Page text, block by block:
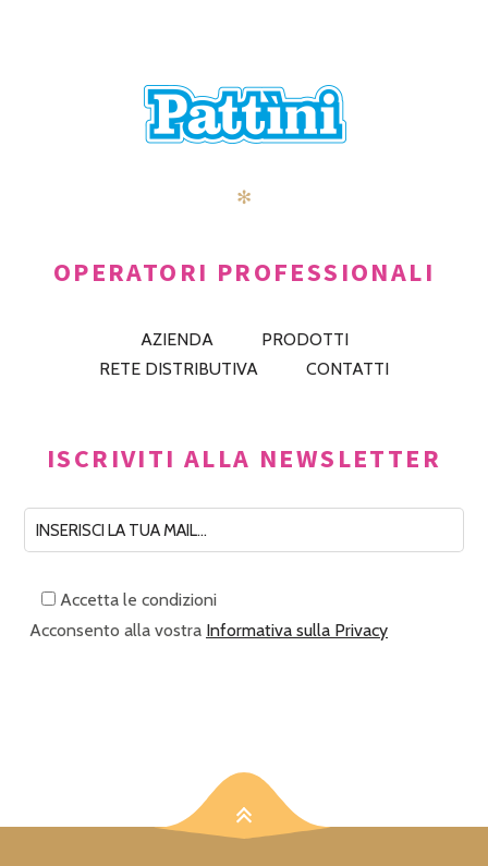
✻
OPERATORI PROFESSIONALI
AZIENDA
PRODOTTI
RETE DISTRIBUTIVA
CONTATTI
ISCRIVITI ALLA NEWSLETTER
Accetta le condizioni
Acconsento alla vostra Informativa sulla Privacy